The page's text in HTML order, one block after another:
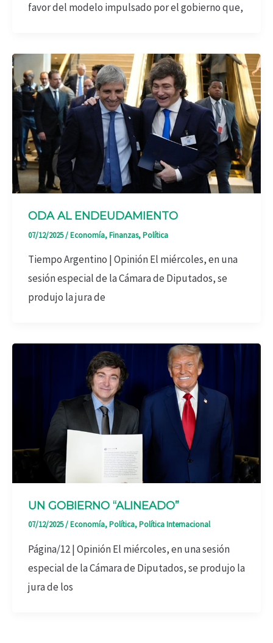
favor del modelo impulsado por el gobierno que,
ODA AL ENDEUDAMIENTO
07/12/2025/Economía,Finanzas,Política
Tiempo Argentino | Opinión El miércoles, en una
sesión especial de la Cámara de Diputados, se
produjo la jura de
UN GOBIERNO “ALINEADO”
07/12/2025/Economía,Política,Política Internacional
Página/12 | Opinión El miércoles, en una sesión
especial de la Cámara de Diputados, se produjo la
jura de los